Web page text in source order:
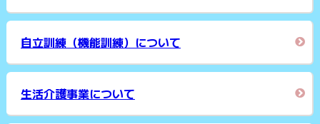
自立訓練（機能訓練）について
生活介護事業について